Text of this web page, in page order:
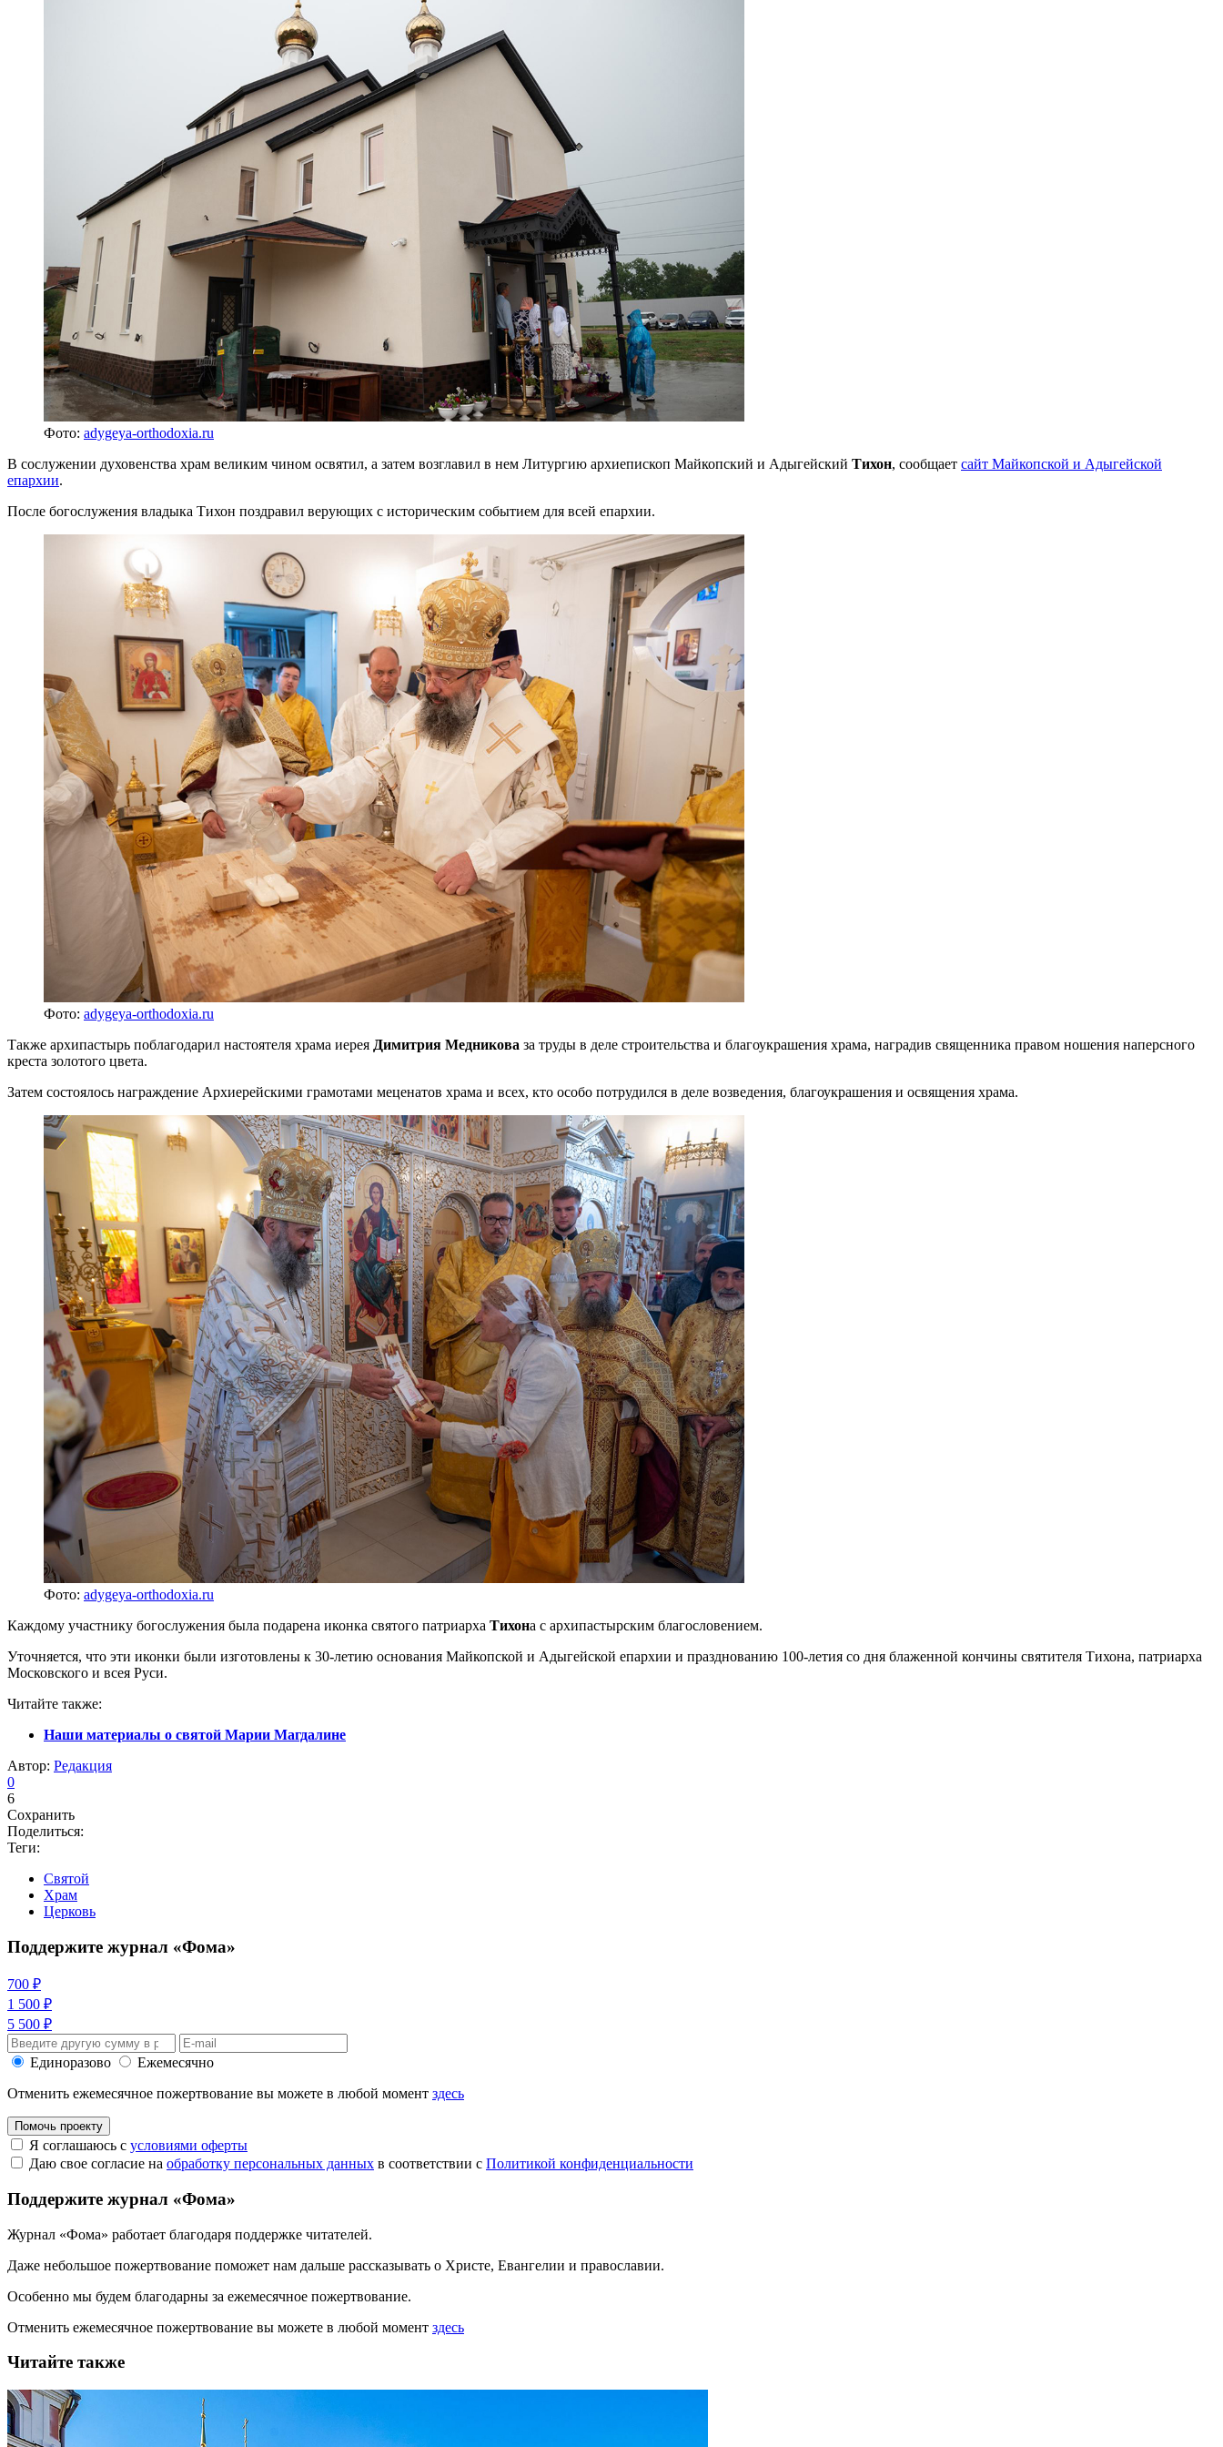
Фото: adygeya-orthodoxia.ru
В сослужении духовенства храм великим чином освятил, а затем возглавил в нем Литургию архиепископ Майкопский и Адыгейский Тихон, сообщает сайт Майкопской и Адыгейской
епархии.
После богослужения владыка Тихон поздравил верующих с историческим событием для всей епархии.
Фото: adygeya-orthodoxia.ru
Также архипастырь поблагодарил настоятеля храма иерея Димитрия Медникова за труды в деле строительства и благоукрашения храма, наградив священника правом ношения наперсного
креста золотого цвета.
Затем состоялось награждение Архиерейскими грамотами меценатов храма и всех, кто особо потрудился в деле возведения, благоукрашения и освящения храма.
Фото: adygeya-orthodoxia.ru
Каждому участнику богослужения была подарена иконка святого патриарха Тихона с архипастырским благословением.
Уточняется, что эти иконки были изготовлены к 30-летию основания Майкопской и Адыгейской епархии и празднованию 100-летия со дня блаженной кончины святителя Тихона, патриарха
Московского и всея Руси.
Читайте также:
Наши материалы о святой Марии Магдалине
Автор: Редакция
0
6
Сохранить
Поделиться:
Теги:
Святой
Храм
Церковь
Поддержите журнал «Фома»
700 ₽
1 500 ₽
5 500 ₽
Единоразово
Ежемесячно
Отменить ежемесячное пожертвование вы можете в любой момент здесь
Помочь проекту
Я соглашаюсь с условиями оферты
Даю свое согласие на обработку персональных данных в соответствии с Политикой конфиденциальности
Поддержите журнал «Фома»
Журнал «Фома» работает благодаря поддержке читателей.
Даже небольшое пожертвование поможет нам дальше рассказывать о Христе, Евангелии и православии.
Особенно мы будем благодарны за ежемесячное пожертвование.
Отменить ежемесячное пожертвование вы можете в любой момент здесь
Читайте также